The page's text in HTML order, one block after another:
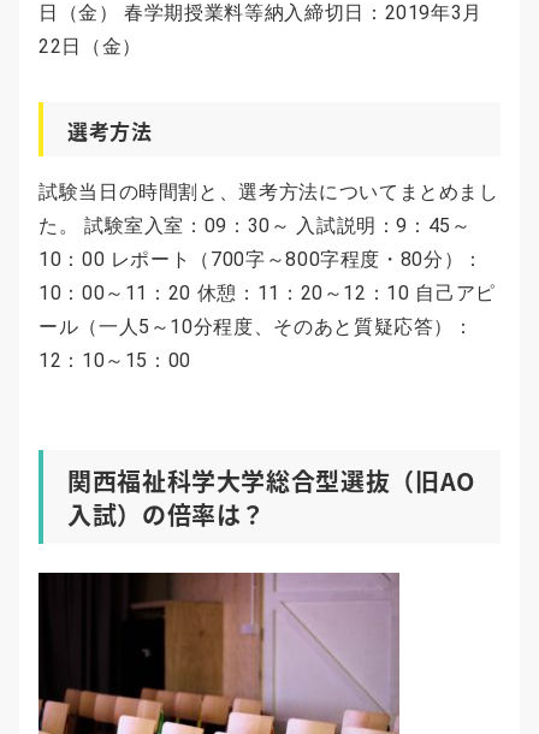
日（金） 春学期授業料等納入締切日：2019年3月
22日（金）
選考方法
試験当日の時間割と、選考方法についてまとめまし
た。 試験室入室：09：30～ 入試説明：9：45～
10：00 レポート（700字～800字程度・80分）：
10：00～11：20 休憩：11：20～12：10 自己アピ
ール（一人5～10分程度、そのあと質疑応答）：
12：10～15：00
関西福祉科学大学総合型選抜（旧AO
入試）の倍率は？